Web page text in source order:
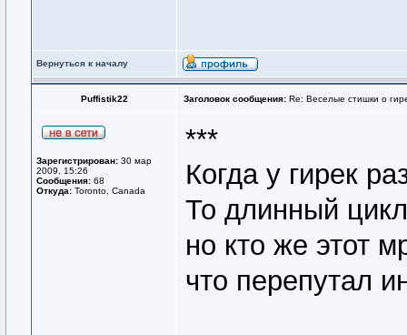
Вернуться к началу
Puffistik22 Заголовок сообщения: Re: Веселые стишки о
Зарегистрирован: 30 мар
2009, 15:26
Сообщения: 68
Откуда: Toronto, Canada
***
Когда у гирек
То длинный
но кто же этот
что перепутал